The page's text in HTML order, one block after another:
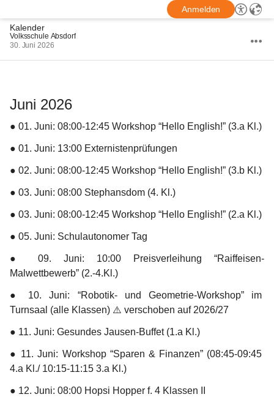
Anmelden
Kalender
Volksschule Absdorf
30. Juni 2026
Juni 2026
● 01. Juni: 08:00-12:45 Workshop “Hello English!” (3.a Kl.)
● 01. Juni: 13:00 Externistenprüfungen
● 02. Juni: 08:00-12:45 Workshop “Hello English!” (3.b Kl.)
● 03. Juni: 08:00 Stephansdom (4. Kl.)
● 03. Juni: 08:00-12:45 Workshop “Hello English!” (2.a Kl.)
● 05. Juni: Schulautonomer Tag
● 09. Juni: 10:00 Preisverleihung “Raiffeisen-
Malwettbewerb” (2.-4.Kl.)
● 10. Juni: “Robotik- und Geometrie-Workshop” im
Turnsaal (alle Klassen) ⚠️ verschoben auf 2026/27
● 11. Juni: Gesundes Jausen-Buffet (1.a Kl.)
● 11. Juni: Workshop “Sparen & Finanzen” (08:45-09:45
4.a Kl./ 10:15-11:15 3.a Kl.)
● 12. Juni: 08:00 Hopsi Hopper f. 4 Klassen II